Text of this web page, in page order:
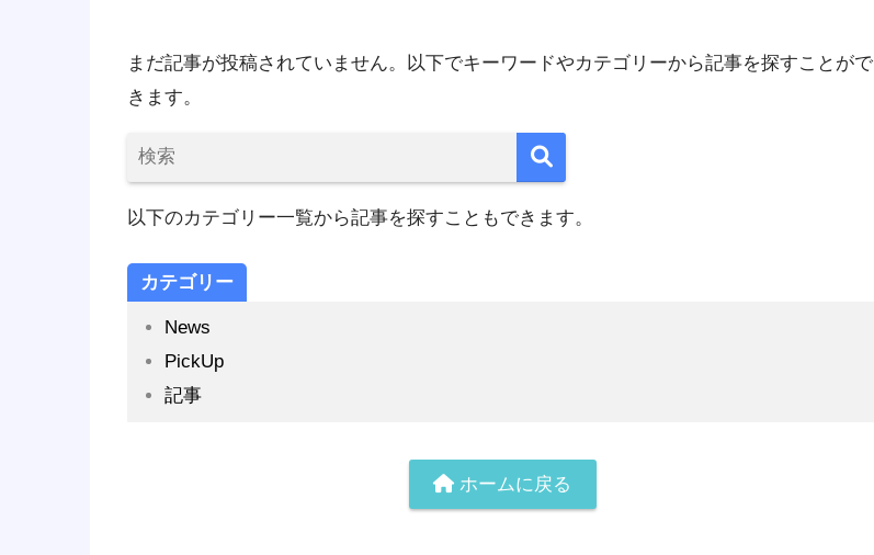
まだ記事が投稿されていません。以下でキーワードやカテゴリーから記事を探すことがで
きます。
以下のカテゴリー一覧から記事を探すこともできます。
カテゴリー
News
PickUp
記事
ホームに戻る